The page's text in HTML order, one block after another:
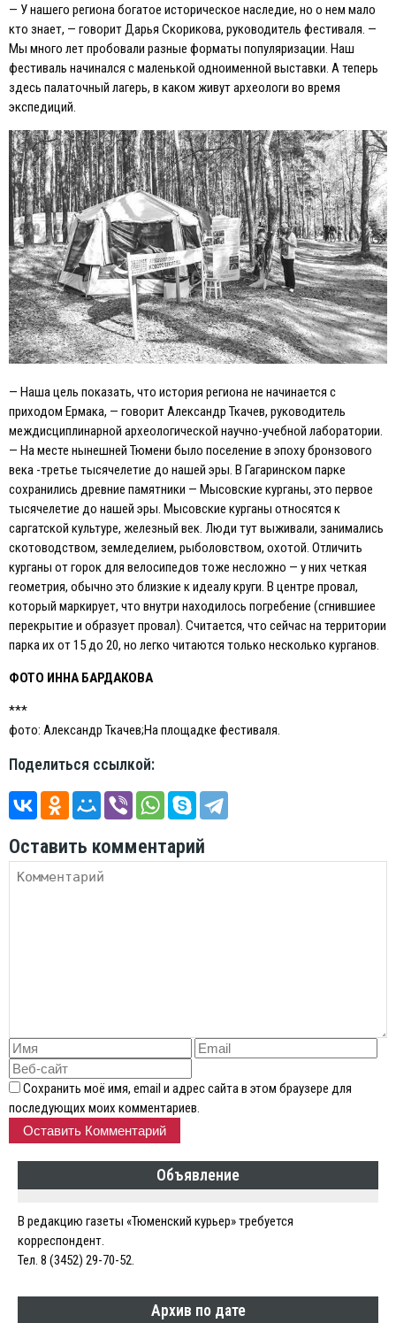
— У нашего региона богатое историческое наследие, но о нем мало
кто знает, — говорит Дарья Скорикова, руководитель фестиваля. —
Мы много лет пробовали разные форматы популяризации. Наш
фестиваль начинался с маленькой одноименной выставки. А теперь
здесь палаточный лагерь, в каком живут археологи во время
экспедиций.
— Наша цель показать, что история региона не начинается с
приходом Eрмака, — говорит Александр Ткачев, руководитель
междисциплинарной археологической научно-учебной лаборатории.
— На месте нынешней Тюмени было поселение в эпоху бронзового
века -третье тысячелетие до нашей эры. В Гагаринском парке
сохранились древние памятники — Мысовские курганы, это первое
тысячелетие до нашей эры. Мысовские курганы относятся к
саргатской культуре, железный век. Люди тут выживали, занимались
скотоводством, земледелием, рыболовством, охотой. Отличить
курганы от горок для велосипедов тоже несложно — у них четкая
геометрия, обычно это близкие к идеалу круги. В центре провал,
который маркирует, что внутри находилось погребение (сгнившиее
перекрытие и образует провал). Считается, что сейчас на территории
парка их от 15 до 20, но легко читаются только несколько курганов.
ФОТО ИННА БАРДАКОВА
***
фото: Александр Ткачев;На площадке фестиваля.
Поделиться ссылкой:
Оставить комментарий
Сохранить моё имя, email и адрес сайта в этом браузере для
последующих моих комментариев.
Объявление
В редакцию газеты «Тюменский курьер» требуется
корреспондент.
Тел. 8 (3452) 29-70-52.
Архив по дате